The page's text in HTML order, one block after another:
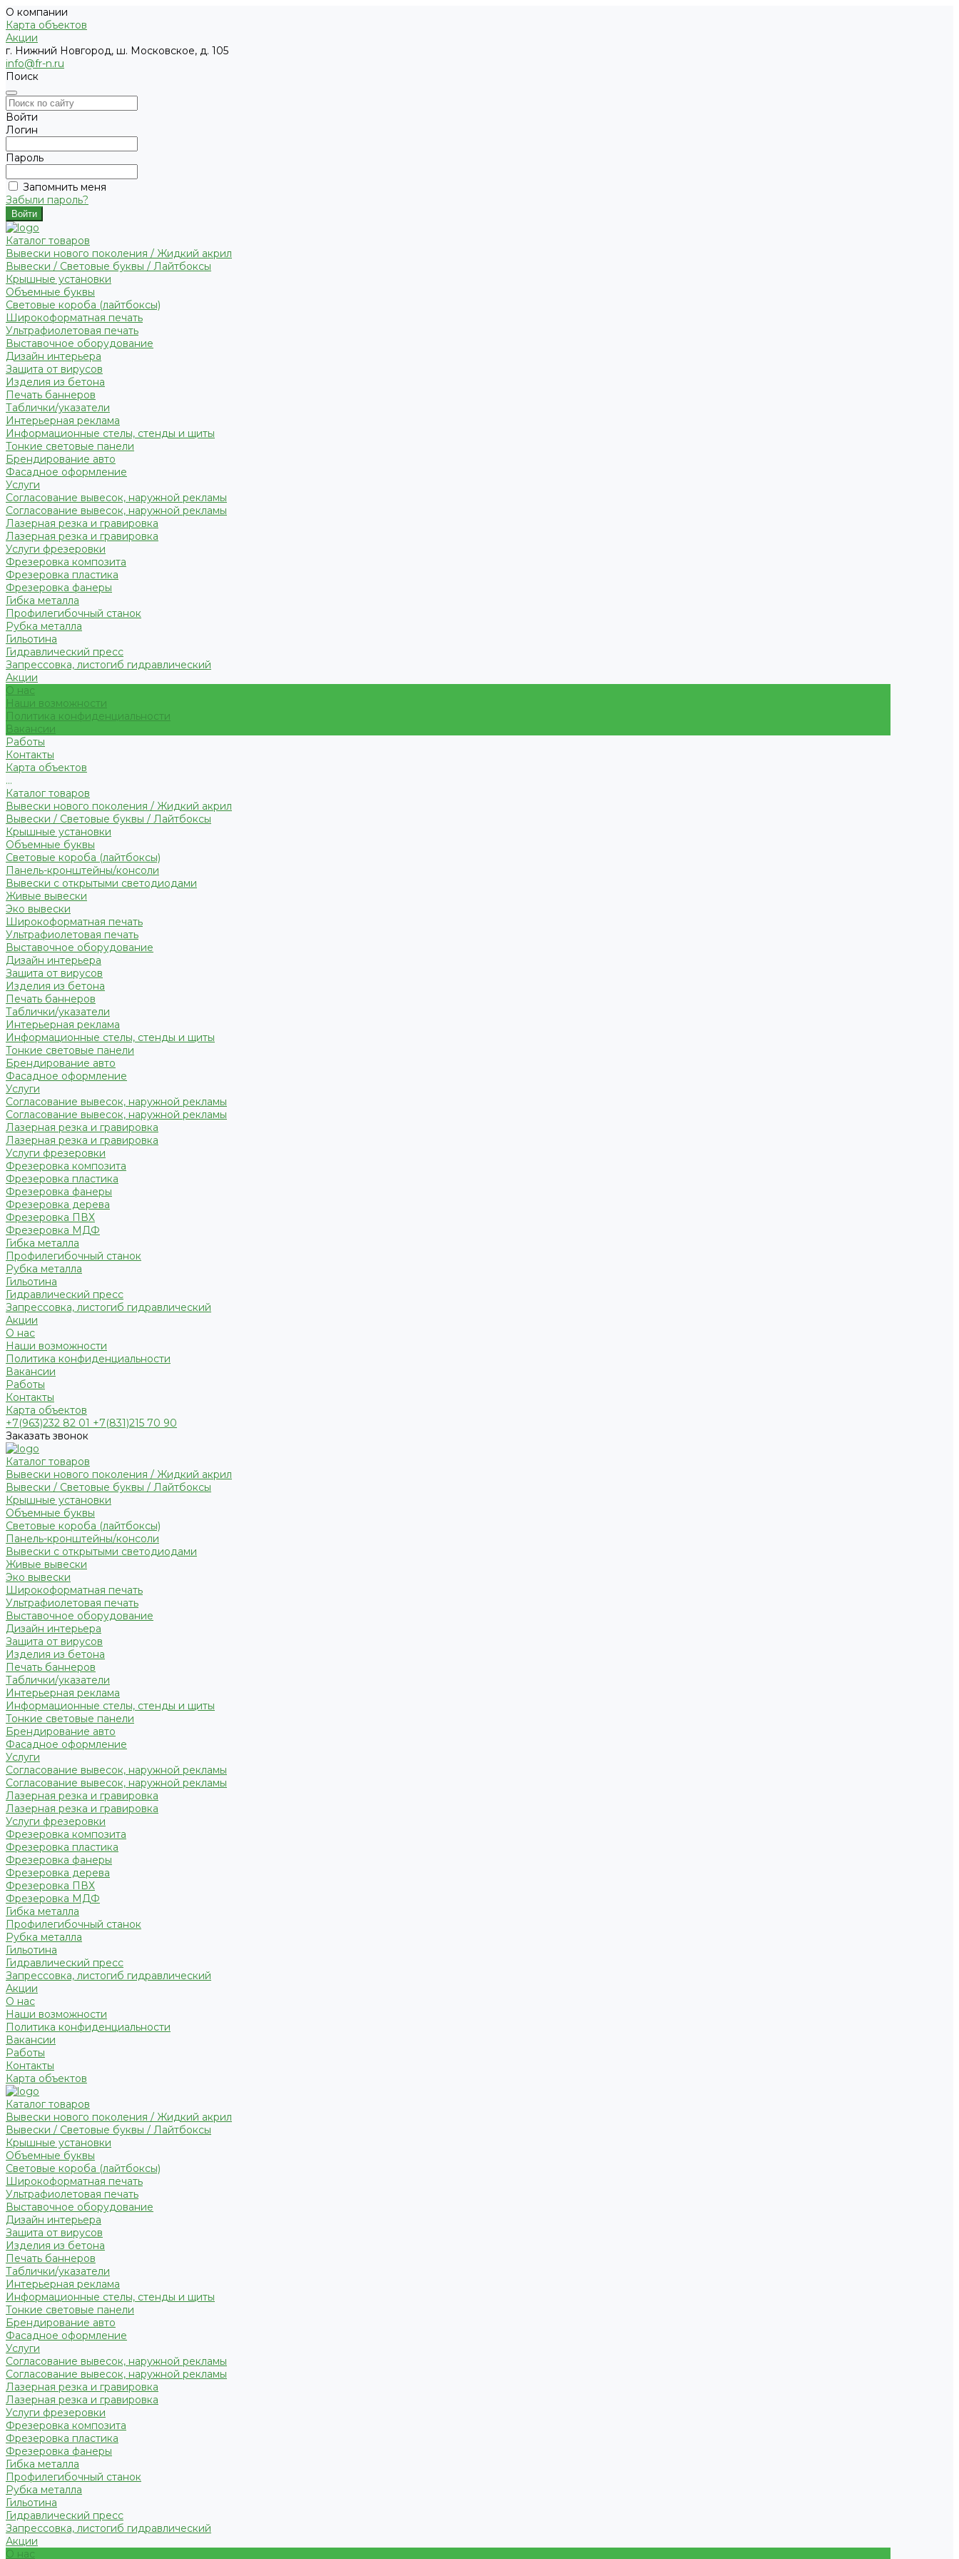
О компании
Карта объектов
Акции
г. Нижний Новгород, ш. Московское, д. 105
info@fr-n.ru
Поиск
Войти
Логин
Пароль
Запомнить меня
Забыли пароль?
Каталог товаров
Вывески нового поколения / Жидкий акрил
Вывески / Световые буквы / Лайтбоксы
Крышные установки
Объемные буквы
Световые короба (лайтбоксы)
Широкоформатная печать
Ультрафиолетовая печать
Выставочное оборудование
Дизайн интерьера
Защита от вирусов
Изделия из бетона
Печать баннеров
Таблички/указатели
Интерьерная реклама
Информационные стелы, стенды и щиты
Тонкие световые панели
Брендирование авто
Фасадное оформление
Услуги
Согласование вывесок, наружной рекламы
Согласование вывесок, наружной рекламы
Лазерная резка и гравировка
Лазерная резка и гравировка
Услуги фрезеровки
Фрезеровка композита
Фрезеровка пластика
Фрезеровка фанеры
Гибка металла
Профилегибочный станок
Рубка металла
Гильотина
Гидравлический пресс
Запрессовка, листогиб гидравлический
Акции
О нас
Наши возможности
Политика конфиденциальности
Вакансии
Работы
Контакты
Карта объектов
...
Каталог товаров
Вывески нового поколения / Жидкий акрил
Вывески / Световые буквы / Лайтбоксы
Крышные установки
Объемные буквы
Световые короба (лайтбоксы)
Панель-кронштейны/консоли
Вывески с открытыми светодиодами
Живые вывески
Эко вывески
Широкоформатная печать
Ультрафиолетовая печать
Выставочное оборудование
Дизайн интерьера
Защита от вирусов
Изделия из бетона
Печать баннеров
Таблички/указатели
Интерьерная реклама
Информационные стелы, стенды и щиты
Тонкие световые панели
Брендирование авто
Фасадное оформление
Услуги
Согласование вывесок, наружной рекламы
Согласование вывесок, наружной рекламы
Лазерная резка и гравировка
Лазерная резка и гравировка
Услуги фрезеровки
Фрезеровка композита
Фрезеровка пластика
Фрезеровка фанеры
Фрезеровка дерева
Фрезеровка ПВХ
Фрезеровка МДФ
Гибка металла
Профилегибочный станок
Рубка металла
Гильотина
Гидравлический пресс
Запрессовка, листогиб гидравлический
Акции
О нас
Наши возможности
Политика конфиденциальности
Вакансии
Работы
Контакты
Карта объектов
+7(963)232 82 01 +7(831)215 70 90
Заказать звонок
Каталог товаров
Вывески нового поколения / Жидкий акрил
Вывески / Световые буквы / Лайтбоксы
Крышные установки
Объемные буквы
Световые короба (лайтбоксы)
Панель-кронштейны/консоли
Вывески с открытыми светодиодами
Живые вывески
Эко вывески
Широкоформатная печать
Ультрафиолетовая печать
Выставочное оборудование
Дизайн интерьера
Защита от вирусов
Изделия из бетона
Печать баннеров
Таблички/указатели
Интерьерная реклама
Информационные стелы, стенды и щиты
Тонкие световые панели
Брендирование авто
Фасадное оформление
Услуги
Согласование вывесок, наружной рекламы
Согласование вывесок, наружной рекламы
Лазерная резка и гравировка
Лазерная резка и гравировка
Услуги фрезеровки
Фрезеровка композита
Фрезеровка пластика
Фрезеровка фанеры
Фрезеровка дерева
Фрезеровка ПВХ
Фрезеровка МДФ
Гибка металла
Профилегибочный станок
Рубка металла
Гильотина
Гидравлический пресс
Запрессовка, листогиб гидравлический
Акции
О нас
Наши возможности
Политика конфиденциальности
Вакансии
Работы
Контакты
Карта объектов
Каталог товаров
Вывески нового поколения / Жидкий акрил
Вывески / Световые буквы / Лайтбоксы
Крышные установки
Объемные буквы
Световые короба (лайтбоксы)
Широкоформатная печать
Ультрафиолетовая печать
Выставочное оборудование
Дизайн интерьера
Защита от вирусов
Изделия из бетона
Печать баннеров
Таблички/указатели
Интерьерная реклама
Информационные стелы, стенды и щиты
Тонкие световые панели
Брендирование авто
Фасадное оформление
Услуги
Согласование вывесок, наружной рекламы
Согласование вывесок, наружной рекламы
Лазерная резка и гравировка
Лазерная резка и гравировка
Услуги фрезеровки
Фрезеровка композита
Фрезеровка пластика
Фрезеровка фанеры
Гибка металла
Профилегибочный станок
Рубка металла
Гильотина
Гидравлический пресс
Запрессовка, листогиб гидравлический
Акции
О нас